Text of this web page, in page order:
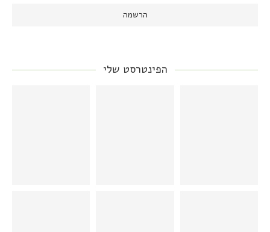
הפינטרסט שלי